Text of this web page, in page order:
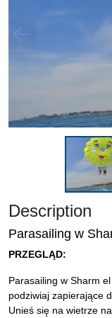
Description
Parasailing w
PRZEGLĄD:
Parasailing w Sharm
podziwiaj zapierające
Unieś się na wietrze